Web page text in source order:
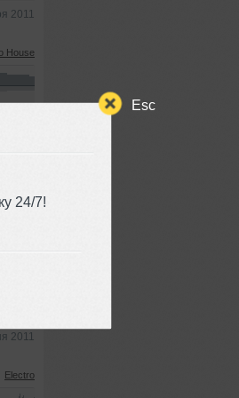
Esc
24/7!
2011
House
2011
Electro